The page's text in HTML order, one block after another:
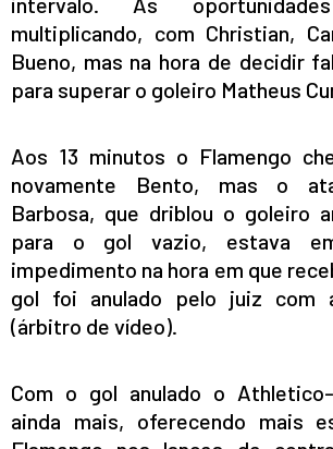
multiplicando, com Christian,
Bueno, mas na hora de decidir
para superar o goleiro Matheus
Aos 13 minutos o Flamengo
novamente Bento, mas o
Barbosa, que driblou o goleiro
para o gol vazio, estava
impedimento na hora em que
gol foi anulado pelo juiz com
(árbitro de vídeo).
Com o gol anulado o
ainda mais, oferecendo mais